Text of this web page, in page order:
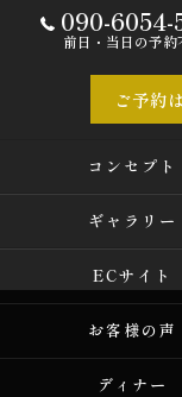
090-6054-
前日・当日の予約
ご予約
コンセプト
ギャラリー
ECサイト
お客様の声
ディナー